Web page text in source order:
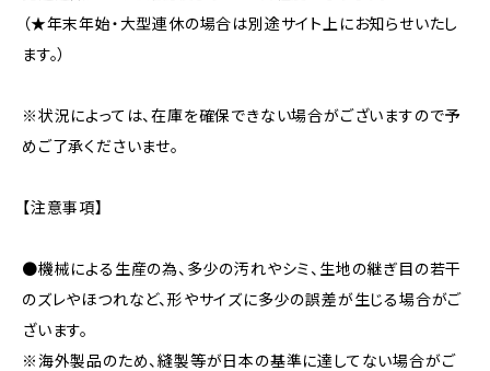
（★年末年始・大型連休の場合は別途サイト上にお知らせいたし
ます。）
※状況によっては、在庫を確保できない場合がございますので予
めご了承くださいませ。
【注意事項】
●機械による生産の為、多少の汚れやシミ、生地の継ぎ目の若干
のズレやほつれなど、形やサイズに多少の誤差が生じる場合がご
ざいます。
※海外製品のため、縫製等が日本の基準に達してない場合がご